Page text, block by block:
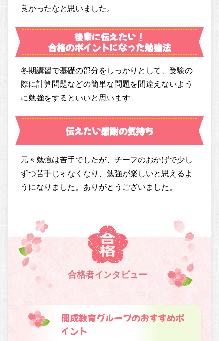
良かったなと思いました。
後輩に伝えたい！
合格のポイントになった勉強法
冬期講習で基礎の部分をしっかりとして、受験の
際に計算問題などの簡単な問題を間違えないよう
に勉強をするといいと思います。
伝えたい感謝の気持ち
元々勉強は苦手でしたが、チーフのおかげで少し
ずつ苦手じゃなくなり、勉強が楽しいと思えるよ
うになりました。ありがとうございました。
合格者インタビュー
開成教育グループのおすすめポ
イント